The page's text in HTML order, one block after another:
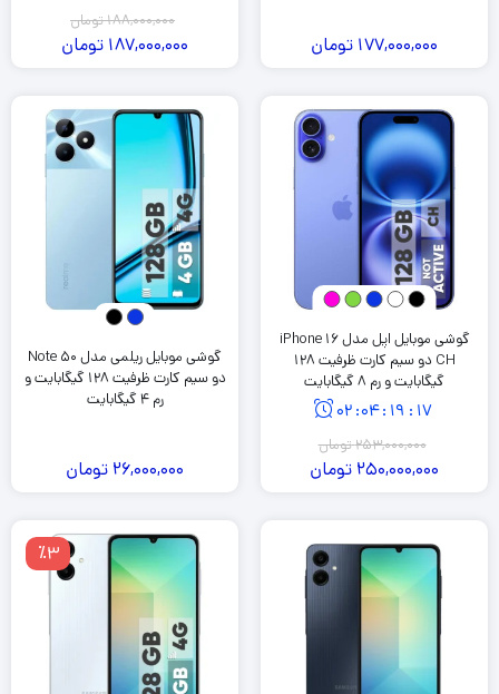
177,000,000 تومان
188,000,000تومان
187,000,000 تومان
گوشی موبایل اپل مدل iPhone 16
CH دو سیم کارت ظرفیت 128
گیگابایت و رم 8 گیگابایت
16
:
19
:
04
:
02
253,000,000تومان
250,000,000 تومان
گوشی موبایل ریلمی مدل Note 50
دو سیم کارت ظرفیت 128 گیگابایت و
رم 4 گیگابایت
26,000,000 تومان
٪3